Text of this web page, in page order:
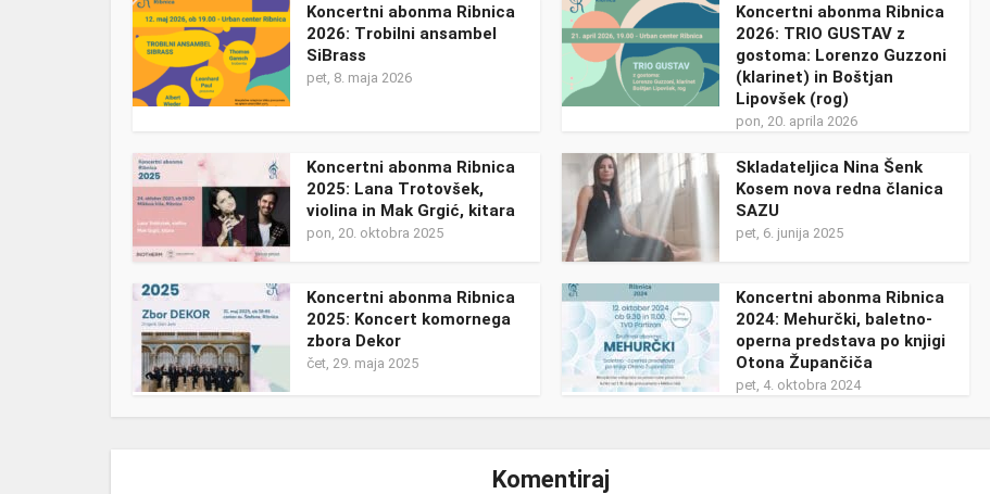
Koncertni abonma Ribnica
2026: Trobilni ansambel
SiBrass
pet, 8. maja 2026
Koncertni abonma Ribnica
2026: TRIO GUSTAV z
gostoma: Lorenzo Guzzoni
(klarinet) in Boštjan
Lipovšek (rog)
pon, 20. aprila 2026
Koncertni abonma Ribnica
2025: Lana Trotovšek,
violina in Mak Grgić, kitara
pon, 20. oktobra 2025
Skladateljica Nina Šenk
Kosem nova redna članica
SAZU
pet, 6. junija 2025
Koncertni abonma Ribnica
2025: Koncert komornega
zbora Dekor
čet, 29. maja 2025
Koncertni abonma Ribnica
2024: Mehurčki, baletno-
operna predstava po knjigi
Otona Župančiča
pet, 4. oktobra 2024
Komentiraj